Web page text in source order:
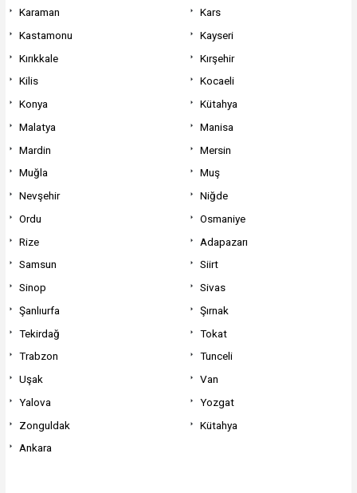
Karaman
Kars
Kastamonu
Kayseri
Kırıkkale
Kırşehir
Kilis
Kocaeli
Konya
Kütahya
Malatya
Manisa
Mardin
Mersin
Muğla
Muş
Nevşehir
Niğde
Ordu
Osmaniye
Rize
Adapazarı
Samsun
Siirt
Sinop
Sivas
Şanlıurfa
Şırnak
Tekirdağ
Tokat
Trabzon
Tunceli
Uşak
Van
Yalova
Yozgat
Zonguldak
Kütahya
Ankara